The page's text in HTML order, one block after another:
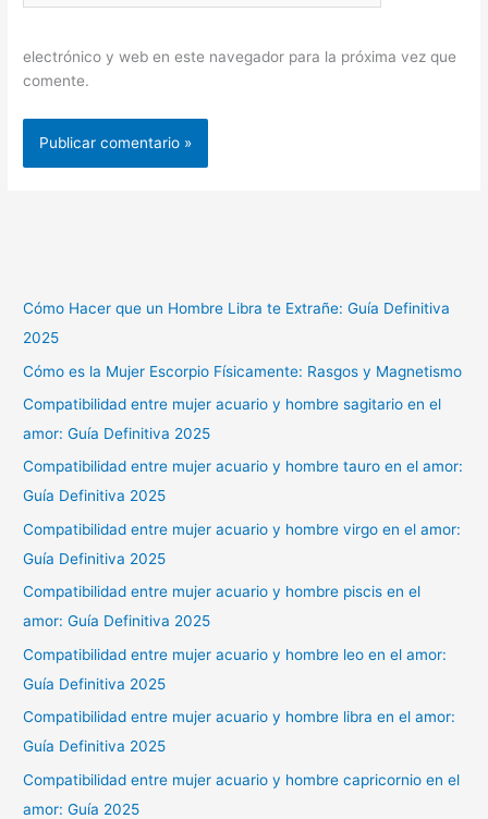
electrónico y web en este navegador para la próxima vez que
comente.
Cómo Hacer que un Hombre Libra te Extrañe: Guía Definitiva
2025
Cómo es la Mujer Escorpio Físicamente: Rasgos y Magnetismo
Compatibilidad entre mujer acuario y hombre sagitario en el
amor: Guía Definitiva 2025
Compatibilidad entre mujer acuario y hombre tauro en el amor:
Guía Definitiva 2025
Compatibilidad entre mujer acuario y hombre virgo en el amor:
Guía Definitiva 2025
Compatibilidad entre mujer acuario y hombre piscis en el
amor: Guía Definitiva 2025
Compatibilidad entre mujer acuario y hombre leo en el amor:
Guía Definitiva 2025
Compatibilidad entre mujer acuario y hombre libra en el amor:
Guía Definitiva 2025
Compatibilidad entre mujer acuario y hombre capricornio en el
amor: Guía 2025